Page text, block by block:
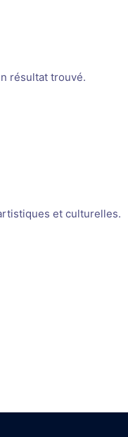
Notice
résultat trouvé.
et culturelles.